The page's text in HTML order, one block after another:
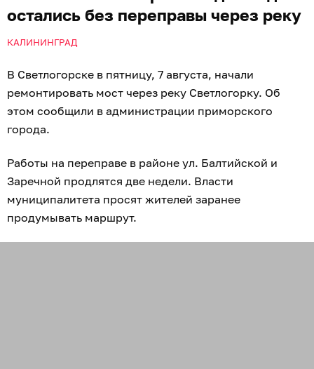
остались без переправы через реку
КАЛИНИНГРАД
В Светлогорске в пятницу, 7 августа, начали
ремонтировать мост через реку Светлогорку. Об
этом сообщили в администрации приморского
города.
Работы на переправе в районе ул. Балтийской и
Заречной продлятся две недели. Власти
муниципалитета просят жителей заранее
продумывать маршрут.